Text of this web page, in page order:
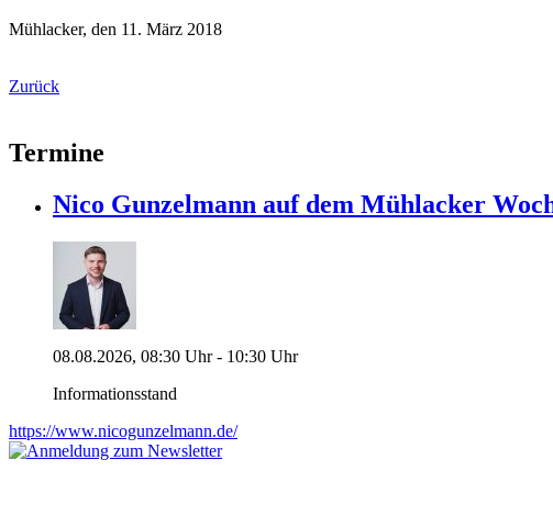
Mühlacker, den 11. März 2018
Zurück
Termine
Nico Gunzelmann auf dem Mühlacker
08.08.2026, 08:30 Uhr - 10:30 Uhr
Informationsstand
https://www.nicogunzelmann.de/